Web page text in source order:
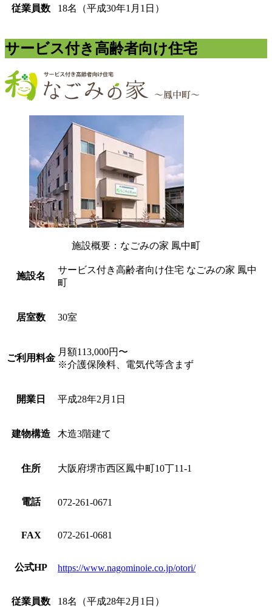
従業員数 18名（平成30年1月1日）
サービス付き高齢者向け住宅
施設概要：なごみの家 鳳中町
施設名
サービス付き高齢者向け住宅 なごみの家 鳳中
町
居室数 30室
ご利用料金
月額113,000円〜
※介護保険料、電気代等含まず
開業日 平成28年2月1日
建物構造 木造3階建て
住所 大阪府堺市西区鳳中町10丁11-1
電話 072-261-0671
FAX 072-261-0681
公式HP https://www.nagominoie.co.jp/otori/
従業員数 18名（平成28年2月1日）